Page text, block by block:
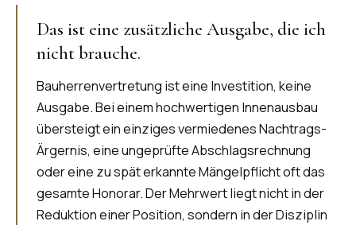
Das ist eine zusätzliche Ausgabe, die ich
nicht brauche.
Bauherrenvertretung ist eine Investition, keine
Ausgabe. Bei einem hochwertigen Innenausbau
übersteigt ein einziges vermiedenes Nachtrags-
Ärgernis, eine ungeprüfte Abschlagsrechnung
oder eine zu spät erkannte Mängelpflicht oft das
gesamte Honorar. Der Mehrwert liegt nicht in der
Reduktion einer Position, sondern in der Disziplin